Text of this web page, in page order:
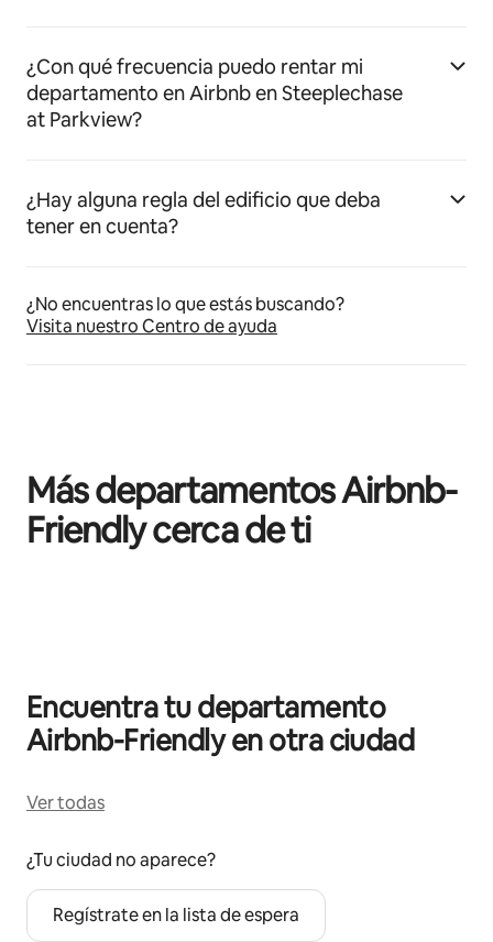
¿Con qué frecuencia puedo rentar mi
departamento en Airbnb en Steeplechase
at Parkview?
¿Hay alguna regla del edificio que deba
tener en cuenta?
¿No encuentras lo que estás buscando?
Visita nuestro Centro de ayuda
Más departamentos Airbnb-
Friendly cerca de ti
Encuentra tu departamento
Airbnb-Friendly en otra ciudad
Ver todas
¿Tu ciudad no aparece?
Regístrate en la lista de espera